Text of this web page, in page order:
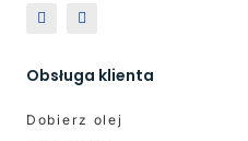
Obsługa klienta
Dobierz olej